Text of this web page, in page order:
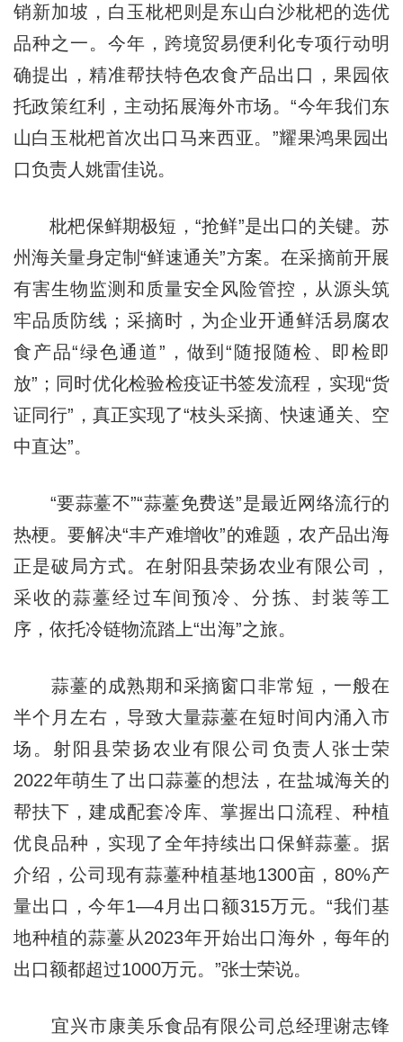
销新加坡，白玉枇杷则是东山白沙枇杷的选优
品种之一。今年，跨境贸易便利化专项行动明
确提出，精准帮扶特色农食产品出口，果园依
托政策红利，主动拓展海外市场。“今年我们东
山白玉枇杷首次出口马来西亚。”耀果鸿果园出
口负责人姚雷佳说。
枇杷保鲜期极短，“抢鲜”是出口的关键。苏
州海关量身定制“鲜速通关”方案。在采摘前开展
有害生物监测和质量安全风险管控，从源头筑
牢品质防线；采摘时，为企业开通鲜活易腐农
食产品“绿色通道”，做到“随报随检、即检即
放”；同时优化检验检疫证书签发流程，实现“货
证同行”，真正实现了“枝头采摘、快速通关、空
中直达”。
“要蒜薹不”“蒜薹免费送”是最近网络流行的
热梗。要解决“丰产难增收”的难题，农产品出海
正是破局方式。在射阳县荣扬农业有限公司，
采收的蒜薹经过车间预冷、分拣、封装等工
序，依托冷链物流踏上“出海”之旅。
蒜薹的成熟期和采摘窗口非常短，一般在
半个月左右，导致大量蒜薹在短时间内涌入市
场。射阳县荣扬农业有限公司负责人张士荣
2022年萌生了出口蒜薹的想法，在盐城海关的
帮扶下，建成配套冷库、掌握出口流程、种植
优良品种，实现了全年持续出口保鲜蒜薹。据
介绍，公司现有蒜薹种植基地1300亩，80%产
量出口，今年1—4月出口额315万元。“我们基
地种植的蒜薹从2023年开始出口海外，每年的
出口额都超过1000万元。”张士荣说。
宜兴市康美乐食品有限公司总经理谢志锋